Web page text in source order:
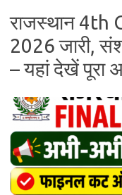
राजस्थान 4th
2026 जारी,
– यहां देखें पूरा